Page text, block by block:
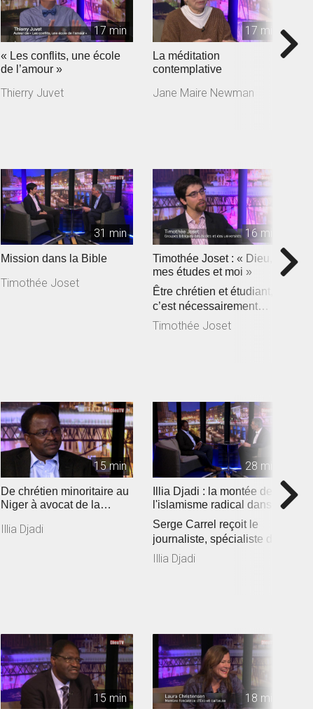
17 min
« Les conflits, une école
de l’amour »
Thierry Juvet
17 min
La méditation
contemplative
Jane Maire Newman
31 min
Mission dans la Bible
Timothée Joset
16 min
Timothée Joset : « Dieu,
mes études et moi »
Être chrétien et étudiant,
c’est nécessairement
assister à la rencontre e...
Timothée Joset
15 min
De chrétien minoritaire au
Niger à avocat de la
Illia Djadi
28 min
Illia Djadi : la montée de
l'islamisme radical dans
les pays du Sahel
Serge Carrel reçoit le
journaliste, spécialiste de
l’Afrique de l’Ouest Mo...
Illia Djadi
15 min 18 min